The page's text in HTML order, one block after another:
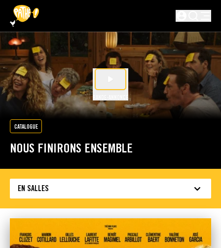
PASSER AU CONTENU PRINCIPAL
BANDE-ANNONCE
CATALOGUE
NOUS FINIRONS ENSEMBLE
EN SALLES